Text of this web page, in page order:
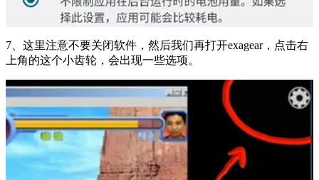
7、这里注意不要关闭软件，然后我们再打开exagear，点击右
上角的这个小齿轮，会出现一些选项。